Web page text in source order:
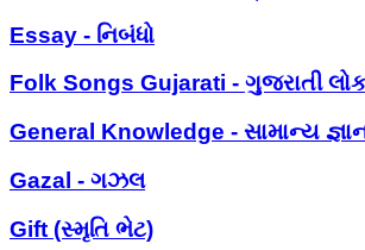
Essay - નિબંધો
Folk Songs Gujarati - ગુજરાતી
General Knowledge - સામાન્ય
Gazal - ગઝલ
Gift (સ્મૃતિ ભેટ)